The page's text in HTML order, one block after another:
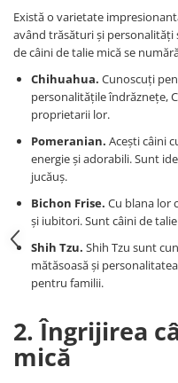
Există o varietate
având trăsături și personalități
de câini de talie mică se
Chihuahua. Cunoscuți
personalitățile îndrăznețe,
proprietarii lor.
Pomeranian. Acești câini
energie și adorabili. Sunt
jucăuș.
Bichon Frise. Cu blana lor
și iubitori. Sunt câini de
Shih Tzu. Shih Tzu sunt
mătăsoasă și
pentru familii.
2. Îngrijirea
mică